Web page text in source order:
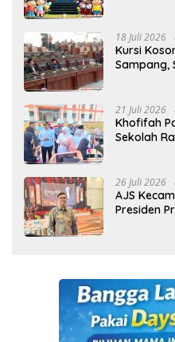
18 Juli 2026
Kursi
Sampang,
21 Juli 2026
Khofifah
Sekolah
26 Juli 2026
AJS
Presiden